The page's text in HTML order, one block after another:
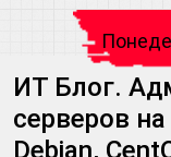
ИТ Блог.
серверов
Debian,